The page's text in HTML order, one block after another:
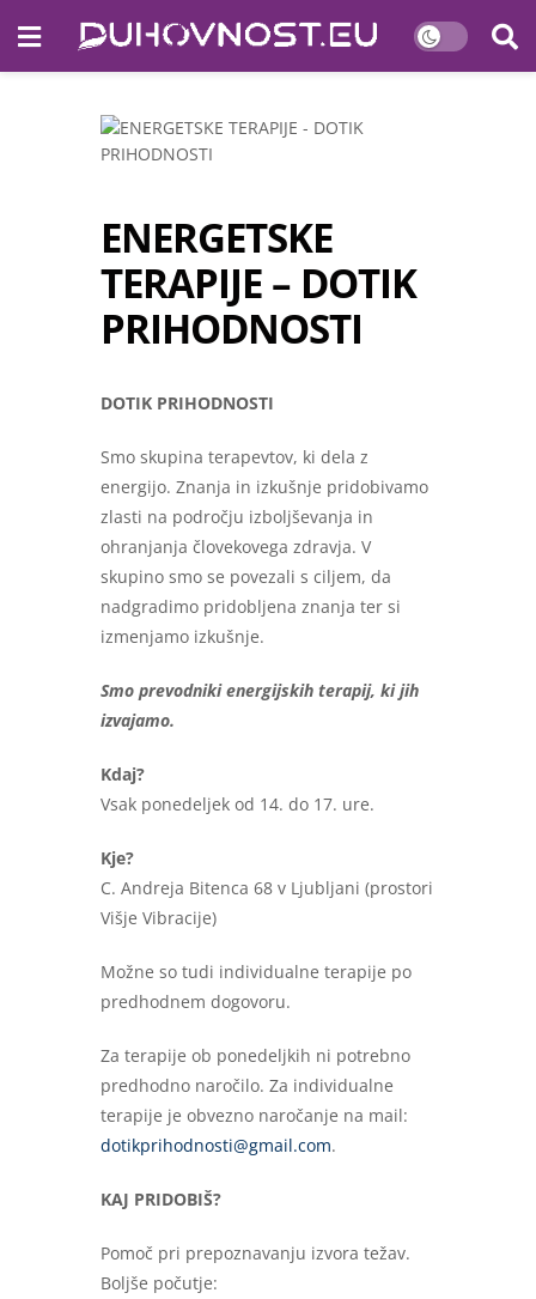
ENERGETSKE
TERAPIJE – DOTIK
PRIHODNOSTI
DOTIK PRIHODNOSTI
Smo skupina terapevtov, ki dela z
energijo. Znanja in izkušnje pridobivamo
zlasti na področju izboljševanja in
ohranjanja človekovega zdravja. V
skupino smo se povezali s ciljem, da
nadgradimo pridobljena znanja ter si
izmenjamo izkušnje.
Smo prevodniki energijskih terapij, ki jih
izvajamo.
Kdaj?
Vsak ponedeljek od 14. do 17. ure.
Kje?
C. Andreja Bitenca 68 v Ljubljani (prostori
Višje Vibracije)
Možne so tudi individualne terapije po
predhodnem dogovoru.
Za terapije ob ponedeljkih ni potrebno
predhodno naročilo. Za individualne
terapije je obvezno naročanje na mail:
dotikprihodnosti@gmail.com.
KAJ PRIDOBIŠ?
Pomoč pri prepoznavanju izvora težav.
Boljše počutje: